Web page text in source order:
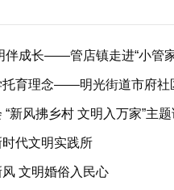
新风拂乡村 文明入万家”主
时代文明实践所
文明婚俗入民心